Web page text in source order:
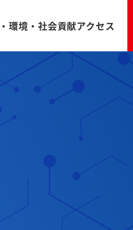
環境・社会貢献アクセス